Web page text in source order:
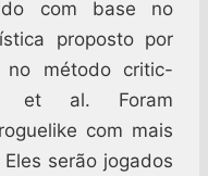
com base no
proposto por
método critic-
et al. Foram
com mais
serão jogados